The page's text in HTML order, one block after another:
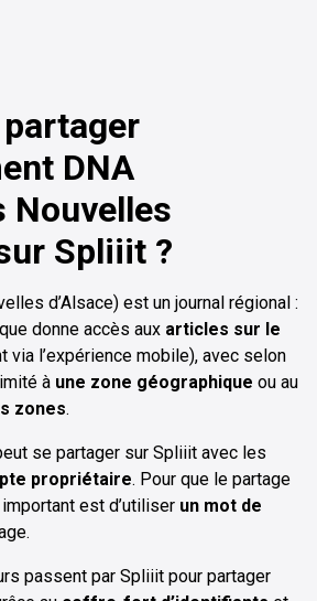
DNA
Nouvelles
Spliiit ?
d’Alsace) est un journal régional :
donne accès aux articles sur le
via l’expérience mobile), avec selon
à une zone géographique ou au
zones.
se partager sur Spliiit avec les
propriétaire. Pour que le partage
est d’utiliser un mot de
passent par Spliiit pour partager